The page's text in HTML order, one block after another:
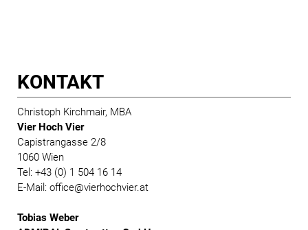
KONTAKT
Christoph Kirchmair, MBA
Vier Hoch Vier
Capistrangasse 2/8
1060 Wien
Tel: +43 (0) 1 504 16 14
E-Mail: office@vierhochvier.at
Tobias Weber